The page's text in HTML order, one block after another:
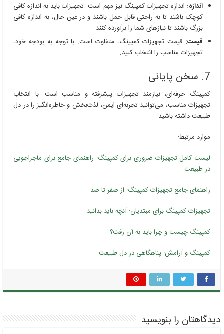
اندازه: اندازه تجهیزات کمپینگ نیز مهم است. تجهیزات باید به اندازه کافی
کوچک باشند تا به راحتی قابل حمل باشند و در عین حال، به اندازه کافی
بزرگ باشند تا نیازهای شما را برآورده کنند.
قیمت: قیمت تجهیزات کمپینگ، متفاوت است. با توجه به بودجه خود،
تجهیزات مناسب را انتخاب کنید.
7. سخن پایانی
کمپینگ حرفه‌ای، نیازمند تجهیزات پیشرفته و مناسب است. با انتخاب
تجهیزات مناسب، می‌توانید تجربه‌ای ایمن، لذت‌بخش و خاطره‌انگیز را در دل
طبیعت داشته باشید.
موارد مرتبط:
لیست کامل تجهیزات ضروری برای کمپینگ: راهنمای جامع برای ماجراجویی
در طبیعت
راهنمای جامع تجهیزات کمپینگ: از صفر تا صد
تجهیزات کمپینگ برای مبتدیان: آنچه باید بدانید
کمپینگ چیست و چرا باید به آن رفت؟
کمپینگ و آرامش: پناهگاهی در دل طبیعت
دیدگاهتان را بنویسید